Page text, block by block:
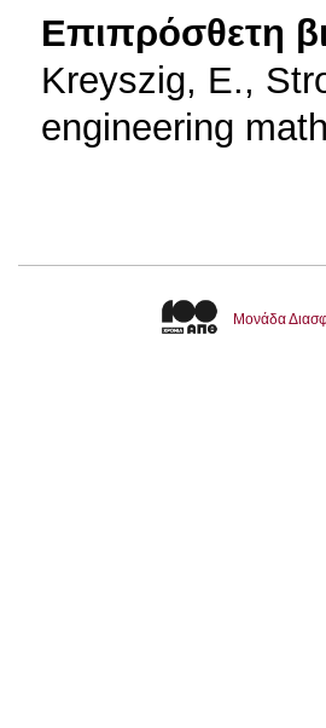
Επιπρόσθετη
Kreyszig, E.,
engineering
Μονάδα